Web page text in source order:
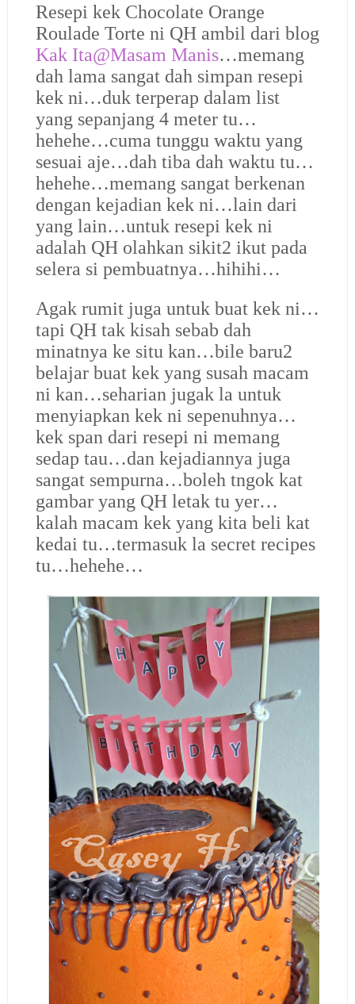
Resepi kek Chocolate Orange
Roulade Torte ni QH ambil dari blog
Kak Ita@Masam Manis…memang
dah lama sangat dah simpan resepi
kek ni…duk terperap dalam list
yang sepanjang 4 meter tu…
hehehe…cuma tunggu waktu yang
sesuai aje…dah tiba dah waktu tu…
hehehe…memang sangat berkenan
dengan kejadian kek ni…lain dari
yang lain…untuk resepi kek ni
adalah QH olahkan sikit2 ikut pada
selera si pembuatnya…hihihi…
Agak rumit juga untuk buat kek ni…
tapi QH tak kisah sebab dah
minatnya ke situ kan…bile baru2
belajar buat kek yang susah macam
ni kan…seharian jugak la untuk
menyiapkan kek ni sepenuhnya…
kek span dari resepi ni memang
sedap tau…dan kejadiannya juga
sangat sempurna…boleh tngok kat
gambar yang QH letak tu yer…
kalah macam kek yang kita beli kat
kedai tu…termasuk la secret recipes
tu…hehehe…